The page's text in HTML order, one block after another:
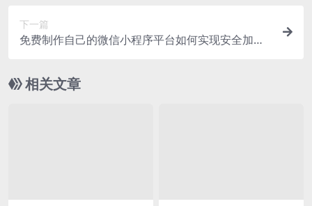
下一篇
免费制作自己的微信小程序平台如何实现安全加固
相关文章